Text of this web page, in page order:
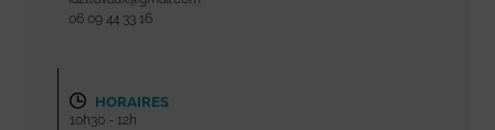
06 09 44 33 16
HORAIRES
10h30 - 12h